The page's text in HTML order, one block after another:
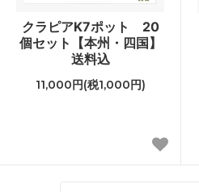
クラピアK7ポット 20
個セット【本州・四国】
送料込
11,000円(税1,000円)